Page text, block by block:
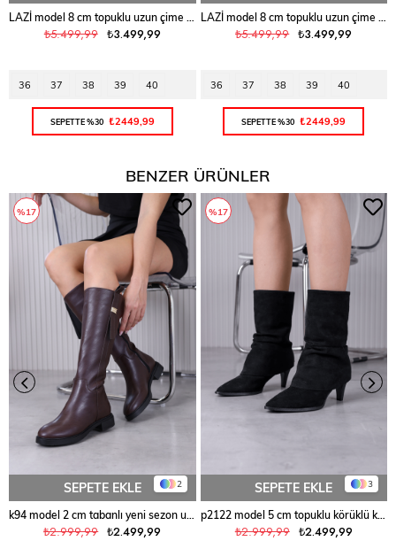
LAZİ model 8 cm topuklu uzun çime KAHVE
₺3.499,99
₺5.499,99
36 37 38 39 40
SEPETTE %30 ₺2449,99
LAZİ model 8 cm topuklu uzun çime SIY.SUET
₺3.499,99
₺5.499,99
36 37 38 39 40
SEPETTE %30 ₺2449,99
BENZER ÜRÜNLER
2
SEPETE EKLE
₺2.499,99
₺2.999,99
%17
3
SEPETE EKLE
p2122 model 5 cm topuklu körüklü kısa çizme SIY.SUET
₺2.499,99
₺2.999,99
%17